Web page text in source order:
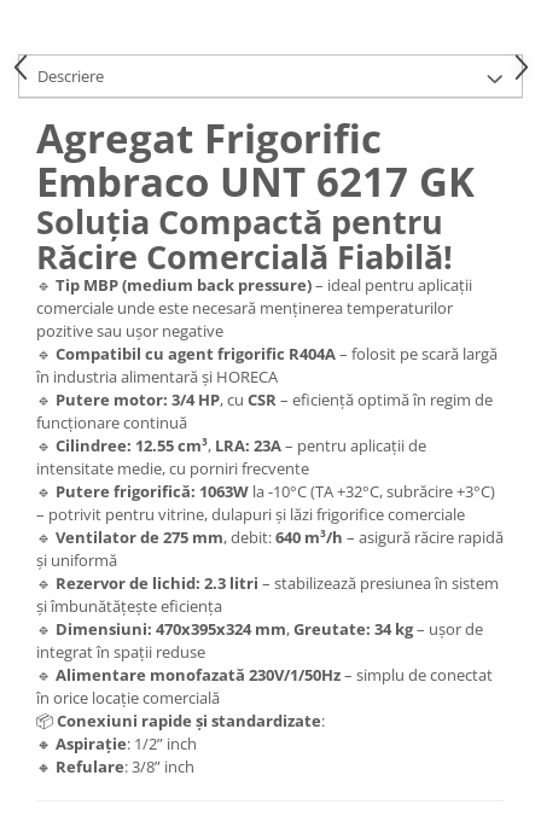
Descriere
Agregat Frigorific
Embraco UNT 6217 GK
Soluția Compactă pentru
Răcire Comercială Fiabilă!
🔹 Tip MBP (medium back pressure)– ideal pentru aplicații
comerciale unde este necesară menținerea temperaturilor
pozitive sau ușor negative
🔹 Compatibil cu agent frigorific R404A– folosit pe scară largă
în industria alimentară și HORECA
🔹 Putere motor: 3/4 HP, cu CSR– eficiență optimă în regim de
funcționare continuă
🔹 Cilindree: 12.55 cm³, LRA: 23A– pentru aplicații de
intensitate medie, cu porniri frecvente
🔹 Putere frigorifică: 1063W la -10°C (TA +32°C, subrăcire +3°C)
– potrivit pentru vitrine, dulapuri și lăzi frigorifice comerciale
🔹 Ventilator de 275 mm, debit:640 m³/h – asigură răcire rapidă
și uniformă
🔹 Rezervor de lichid: 2.3 litri – stabilizează presiunea în sistem
și îmbunătățește eficiența
🔹 Dimensiuni: 470x395x324 mm,Greutate: 34 kg– ușor de
integrat în spații reduse
🔹 Alimentare monofazată 230V/1/50Hz– simplu de conectat
în orice locație comercială
📦Conexiuni rapide și standardizate:
🔸 Aspirație: 1/2” inch
🔸 Refulare: 3/8” inch